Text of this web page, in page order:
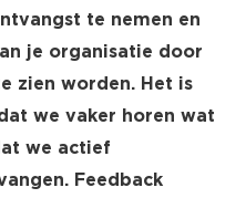
te nemen en
je organisatie door
zien worden. Het is
we vaker horen wat
we actief
Feedback